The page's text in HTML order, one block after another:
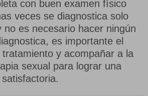
con buen examen físico
veces se diagnostica solo
no es necesario hacer ningún
es importante el
y acompañar a la
sexual para lograr una
Machine